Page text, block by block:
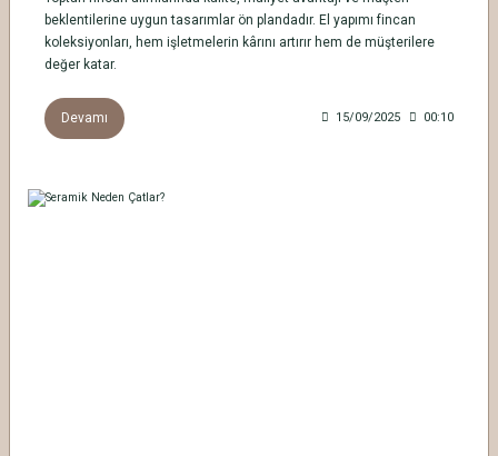
beklentilerine uygun tasarımlar ön plandadır. El yapımı fincan
koleksiyonları, hem işletmelerin kârını artırır hem de müşterilere
değer katar.
Devamı 15/09/2025 00:10